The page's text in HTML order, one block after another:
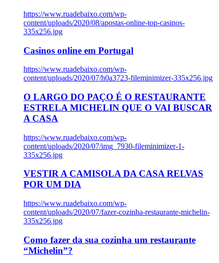
https://www.ruadebaixo.com/wp-
content/uploads/2020/08/apostas-online-top-casinos-
335x256.jpg
Casinos online em Portugal
https://www.ruadebaixo.com/wp-
content/uploads/2020/07/h0a3723-fileminimizer-335x256.jpg
O LARGO DO PAÇO É O RESTAURANTE
ESTRELA MICHELIN QUE O VAI BUSCAR
A CASA
https://www.ruadebaixo.com/wp-
content/uploads/2020/07/img_7930-fileminimizer-1-
335x256.jpg
VESTIR A CAMISOLA DA CASA RELVAS
POR UM DIA
https://www.ruadebaixo.com/wp-
content/uploads/2020/07/fazer-cozinha-restaurante-michelin-
335x256.jpg
Como fazer da sua cozinha um restaurante
“Michelin”?